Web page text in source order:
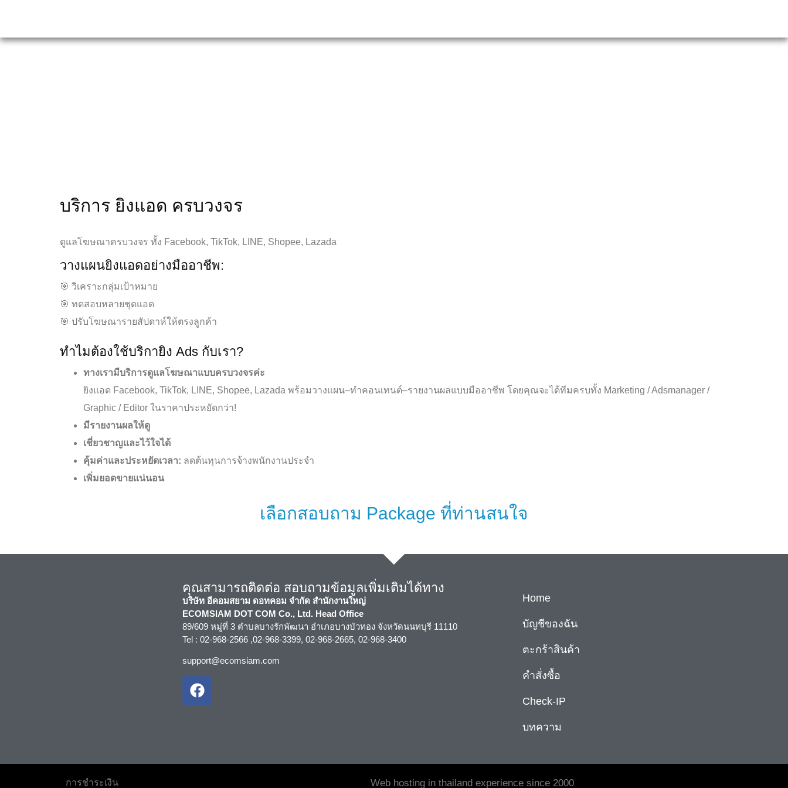
บริการ ยิงแอด ครบวงจร
ดูแลโฆษณาครบวงจร ทั้ง Facebook, TikTok, LINE, Shopee, Lazada
วางแผนยิงแอดอย่างมืออาชีพ:
🎯 วิเคราะกลุ่มเป้าหมาย
🎯 ทดสอบหลายชุดแอด
🎯 ปรับโฆษณารายสัปดาห์ให้ตรงลูกค้า
ทำไมต้องใช้บริกายิง Ads กับเรา?
ทางเรามีบริการดูแลโฆษณาแบบครบวงจรค่ะ
ยิงแอด Facebook, TikTok, LINE, Shopee, Lazada พร้อมวางแผน–ทำคอนเทนต์–รายงานผลแบบมืออาชีพ โดยคุณจะได้ทีมครบทั้ง Marketing / Adsmanager /
Graphic / Editor ในราคาประหยัดกว่า!
มีรายงานผลให้ดู
เชี่ยวชาญและไว้ใจได้
คุ้มค่าและประหยัดเวลา: ลดต้นทุนการจ้างพนักงานประจำ
เพิ่มยอดขายแน่นอน
เลือกสอบถาม Package ที่ท่านสนใจ
คุณสามารถติดต่อ สอบถามข้อมูลเพิ่มเติมได้ทาง
บริษัท อีคอมสยาม ดอทคอม จำกัด สำนักงานใหญ่
ECOMSIAM DOT COM Co., Ltd. Head Office
89/609 หมู่ที่ 3 ตำบลบางรักพัฒนา อำเภอบางบัวทอง จังหวัดนนทบุรี 11110
Tel : 02-968-2566 ,02-968-3399, 02-968-2665, 02-968-3400
support@ecomsiam.com
Home
บัญชีของฉัน
ตะกร้าสินค้า
คำสั่งซื้อ
Check-IP
บทความ
การชำระเงิน Web hosting in thailand experience since 2000